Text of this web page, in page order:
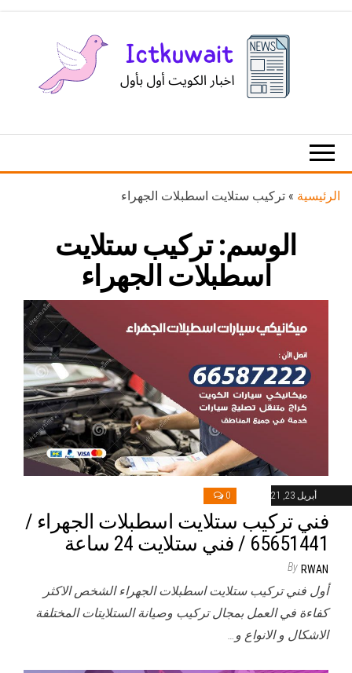
الكويت
الرئيسية » تركيب ستلايت اسطبلات الجهراء
الوسم:تركيب ستلايت
اسطبلات الجهراء
أبريل 23, 2021 0
فني تركيب ستلايت اسطبلات الجهراء /
65651441 / فني ستلايت 24 ساعة
By RWAN
أول فني تركيب ستلايت اسطبلات الجهراء الشخص الاكثر
كفاءة في العمل بمجال تركيب وصيانة الستلايتات المختلفة
الاشكال و الانواع و…